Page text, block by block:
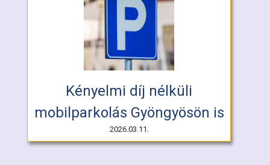
Kényelmi díj nélküli
mobilparkolás Gyöngyösön is
2026.03.11.